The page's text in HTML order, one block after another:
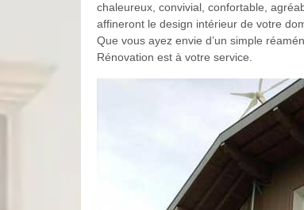
chaleureux, convivial, confortable,
affineront le design intérieur de votre
Que vous ayez envie d’un simple
Rénovation est à votre service.